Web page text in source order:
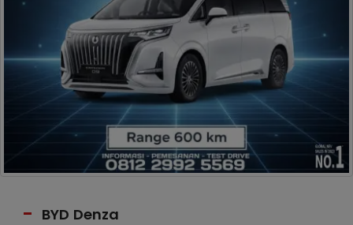
BYD Atto